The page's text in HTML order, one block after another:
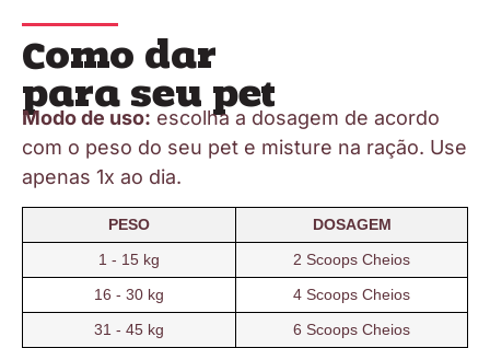
Como dar
para seu pet
Modo de uso: escolha a dosagem de acordo
com o peso do seu pet e misture na ração. Use
apenas 1x ao dia.
PESO
DOSAGEM
1 - 15 kg
2 Scoops Cheios
16 - 30 kg
4 Scoops Cheios
31 - 45 kg
6 Scoops Cheios